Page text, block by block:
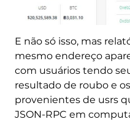
E não só isso, mas
mesmo endereço
com usuários tendo
resultado de roubo e
provenientes de usrs
JSON-RPC em